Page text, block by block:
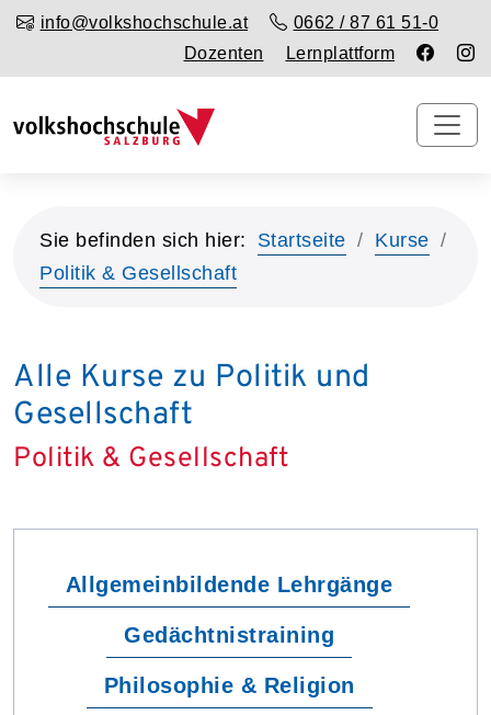
info@volkshochschule.at
0662 / 87 61 51-0
Dozenten
Lernplattform
Sie befinden sich hier: Startseite
Kurse
Politik & Gesellschaft
Alle Kurse zu Politik und
Gesellschaft
Politik & Gesellschaft
Allgemeinbildende Lehrgänge
Gedächtnistraining
Philosophie & Religion